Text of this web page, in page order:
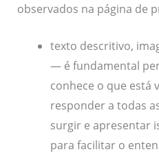
observados na página de
texto descritivo,
— é fundamental
conhece o que está
responder a todas
surgir e apresentar
para facilitar o